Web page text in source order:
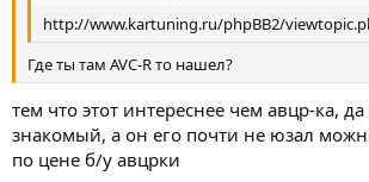
http://www.kartuning.ru/phpBB2/
Где ты там AVC-R то нашел?
тем что этот интереснее чем авцр-ка, да
знакомый, а он его почти не юзал
по цене б/у авцрки